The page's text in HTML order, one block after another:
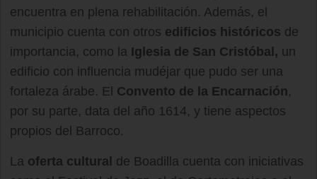
encuentra en plena rehabilitación. Además, el
municipio cuenta con otros edificios históricos de
importancia, como la Iglesia de San Cristóbal, un
edificio con influencia mudéjar que pudo ser una
fortaleza árabe. El Convento de la Encarnación,
por su parte, data del año 1614, y tiene aspectos
propios del Barroco.
La oferta cultural de Boadilla cuenta con iniciativas